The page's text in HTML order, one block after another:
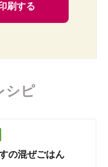
刷する
シピ
の混ぜごはん